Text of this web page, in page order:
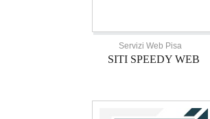
Servizi Web Pisa
SITI SPEEDY WEB